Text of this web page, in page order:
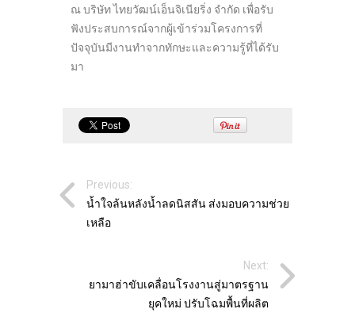
ณ บริษัท ไทยวัฒน์เอ็นจิเนียริ่ง จำกัด เพื่อรับ
ฟังประสบการณ์จากผู้เข้าร่วมโครงการที่
ปัจจุบันมีงานทำจากทักษะและความรู้ที่ได้รับ
มา
Previous:
น้ำใจล้นหลังน้ำลดนิสสัน ส่งมอบความช่วย
เหลือ
Next:
ยามาฮ่าขับเคลื่อนโรงงานสู่มาตรฐาน
ยุคใหม่ ปรับโฉมพื้นที่ผลิต